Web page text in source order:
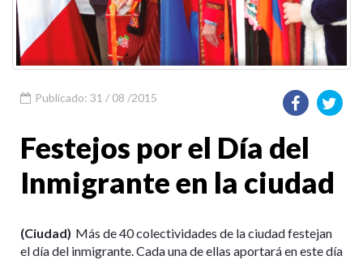
Publicado: 31 / 08 /2015
Festejos por el Día del
Inmigrante en la ciudad
(Ciudad) Más de 40 colectividades de la ciudad festejan
el día del inmigrante. Cada una de ellas aportará en este día